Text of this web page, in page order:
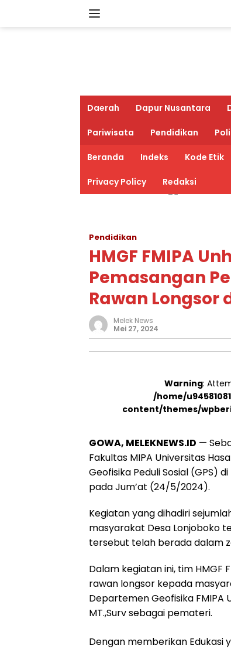
Daerah Dapur Nusantara
Pariwisata Pendidikan
Beranda Indeks Kode Etik
Privacy Policy Redaksi
Pendidikan
HMGF FMIPA
Pemasangan
Rawan Longsor
Melek News
Mei 27, 2024
Warning:
/home/
content/themes/
GOWA, MELEKNEWS.ID —
Fakultas MIPA Universitas
Geofisika Peduli Sosial (GPS)
pada Jum’at (24/5/2024).
Kegiatan yang dihadiri
masyarakat Desa Lonjoboko
tersebut telah berada dalam
Dalam kegiatan ini, tim HMGF
rawan longsor kepada
Departemen Geofisika FMIPA
MT.,Surv sebagai pemateri.
Dengan memberikan Edukasi